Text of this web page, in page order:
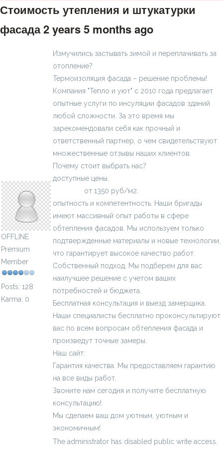
Стоимость утепления и штукатурки
фасада2 years 5 months ago
OFFLINE
Premium
Member
Posts: 128
Karma: 0
Измучились застывать зимой и переплачивать за
отопление?
Термоизоляция фасада – решение проблемы!
Компания "Тепло и уют" с 2010 года предлагает
опытные услуги по инсуляции фасадов зданий
любой сложности. За это время мы
зарекомендовали себя как прочный и
ответственный партнер, о чем свидетельствуют
множественные отзывы наших клиентов.
Почему стоит выбрать нас?
доступные цены.
от 1350 руб/м2.
опытность и компетентность. Наши бригады
имеют массивный опыт работы в сфере
обтепления фасадов. Мы используем только
подтвержденные материалы и новые технологии,
что гарантирует высокое качество работ.
Собственный подход. Мы подберем для вас
наилучшее решение с учетом ваших
потребностей и бюджета.
Бесплатная консультация и выезд замерщика.
Наши специалисты бесплатно проконсультируют
вас по всем вопросам обтепления фасада и
произведут точные замеры.
Наш сайт:
Гарантия качества. Мы предоставляем гарантию
на все виды работ.
Звоните нам сегодня и получите бесплатную
консультацию!
Мы сделаем ваш дом уютным, уютным и
экономичным!
The administrator has disabled public write access.